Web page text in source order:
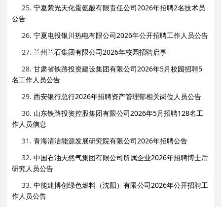
25.宁夏紫光天化蛋氨酸有限责任公司2026年招聘2名技术员
公告
26.宁夏电投银川热电有限公司2026年公开招聘工作人员公告
27. 兰州兰石集团有限公司2026年校园招聘启事
28.甘肃省铁路投资建设集团有限公司2026年5月校园招聘5
名工作人员公告
29.西安银行总行2026年招聘资产管理部相关岗位人员公告
30. 山东铁路投资控股集团有限公司2026年5月招聘128名工
作人员信息
31.青海清洁能源发展研究院有限公司2026年招聘公告
32.中国石油天然气集团有限公司所属企业2026年招聘博士后
研究人员公告
33.中能建博创绿色燃料（沈阳）有限公司2026年公开招聘工
作人员公告